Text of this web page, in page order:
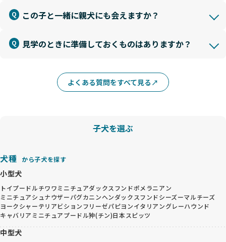
この子と一緒に親犬にも会えますか？
見学のときに準備しておくものはありますか？
よくある質問をすべて見る
子犬を選ぶ
犬種 から子犬を探す
小型犬
トイプードルチワワミニチュアダックスフンドポメラニアン
ミニチュアシュナウザーパグカニンヘンダックスフンドシーズーマルチーズ
ヨークシャーテリアビションフリーゼパピヨンイタリアングレーハウンド
キャバリア ミニチュアプードル狆(チン)日本スピッツ
中型犬